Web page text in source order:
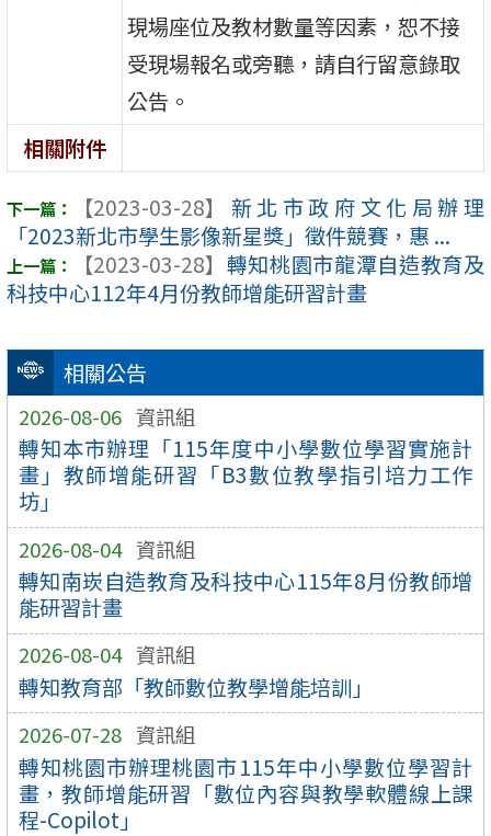
相關公告
2026-08-06 資訊組
轉知本市辦理「115年度中小學數位學習實施計
畫」教師增能研習「B3數位教學指引培力工作
坊」
2026-08-04 資訊組
轉知南崁自造教育及科技中心115年8月份教師增
能研習計畫
2026-08-04 資訊組
轉知教育部「教師數位教學增能培訓」
2026-07-28 資訊組
轉知桃園市辦理桃園市115年中小學數位學習計
畫，教師增能研習「數位內容與教學軟體線上課
程-Copilot」
現場座位及教材數量等因素，恕不接
受現場報名或旁聽，請自行留意錄取
公告。
相關附件
【2023-03-28】
新北市政府文化局辦理
「2023新北市學生影像新星獎」徵件競賽，惠 ...
【2023-03-28】 轉知桃園市龍潭自造教育及
科技中心112年4月份教師增能研習計畫